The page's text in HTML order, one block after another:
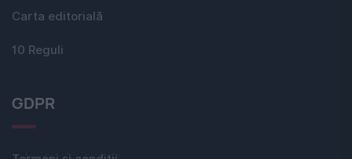
Carta editorială
10 Reguli
GDPR